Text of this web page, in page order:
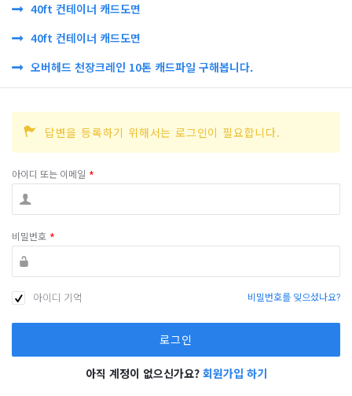
40ft 컨테이너 캐드도면
40ft 컨테이너 캐드도면
오버헤드 천장크레인 10톤 캐드파일 구해봅니다.
답변을 등록하기 위해서는 로그인이 필요합니다.
아이디 또는 이메일 *
비밀번호 *
아이디 기억 비밀번호를 잊으셨나요?
아직 계정이 없으신가요? 회원가입 하기